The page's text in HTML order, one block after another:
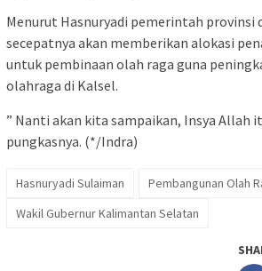
Menurut Hasnuryadi pemerintah provinsi
secepatnya akan memberikan alokasi
untuk pembinaan olah raga guna
olahraga di Kalsel.
” Nanti akan kita sampaikan, Insya Allah
pungkasnya. (*/Indra)
Hasnuryadi Sulaiman
Pembangunan Olah
Wakil Gubernur Kalimantan Selatan